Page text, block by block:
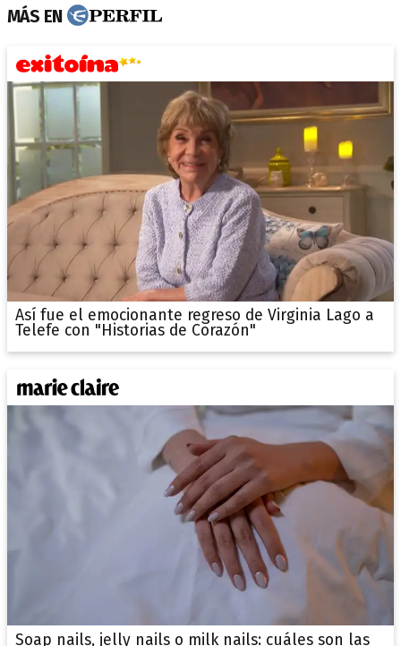
MÁS EN
Así fue el emocionante regreso de Virginia Lago a
Telefe con "Historias de Corazón"
Soap nails, jelly nails o milk nails: cuáles son las